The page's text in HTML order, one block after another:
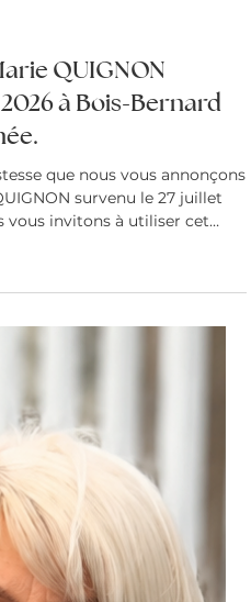
QUIGNON
à Bois-Bernard
que nous vous annonçons
survenu le 27 juillet